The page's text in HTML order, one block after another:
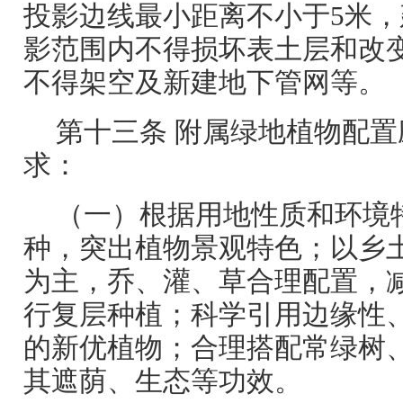
投影边线最小距离不小于5米
影范围内不得损坏表土层和改
不得架空及新建地下管网等。
第十三条 附属绿地植物配
求：
（一）根据用地性质和环
种，突出植物景观特色；以乡
为主，乔、灌、草合理配置，
行复层种植；科学引用边缘性
的新优植物；合理搭配常绿树
其遮荫、生态等功效。